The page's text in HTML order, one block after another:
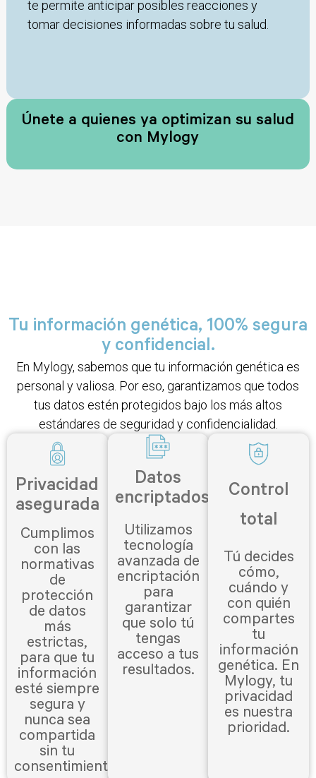
te permite anticipar posibles reacciones y
tomar decisiones informadas sobre tu salud.
Únete a quienes ya optimizan su salud
con Mylogy
Tu información genética, 100% segura
y confidencial.
En Mylogy, sabemos que tu información genética es
personal y valiosa. Por eso, garantizamos que todos
tus datos estén protegidos bajo los más altos
estándares de seguridad y confidencialidad.
Privacidad
asegurada
Cumplimos
con las
normativas
de
protección
de datos
más
estrictas,
para que tu
información
esté siempre
segura y
nunca sea
compartida
sin tu
consentimiento.
Datos
encriptados
Utilizamos
tecnología
avanzada de
encriptación
para
garantizar
que solo tú
tengas
acceso a tus
resultados.
Control
total
Tú decides
cómo,
cuándo y
con quién
compartes
tu
información
genética. En
Mylogy, tu
privacidad
es nuestra
prioridad.